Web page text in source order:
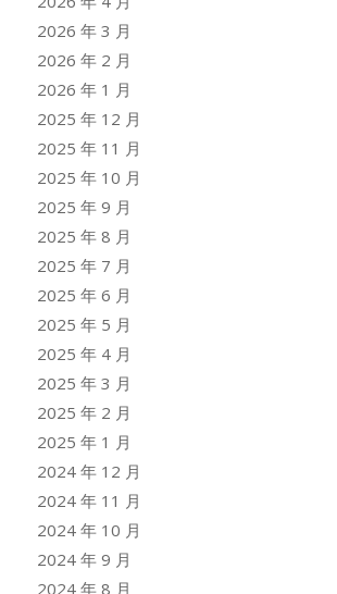
2026 年 3 月
2026 年 2 月
2026 年 1 月
2025 年 12 月
2025 年 11 月
2025 年 10 月
2025 年 9 月
2025 年 8 月
2025 年 7 月
2025 年 6 月
2025 年 5 月
2025 年 4 月
2025 年 3 月
2025 年 2 月
2025 年 1 月
2024 年 12 月
2024 年 11 月
2024 年 10 月
2024 年 9 月
2024 年 8 月